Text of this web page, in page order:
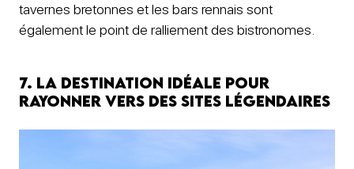
tavernes bretonnes et les bars rennais sont
également le point de ralliement des bistronomes.
7. La destination idéale pour
rayonner vers des sites légendaires